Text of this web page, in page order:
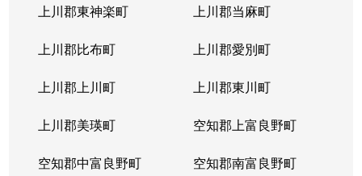
上川郡東神楽町 上川郡当麻町
上川郡比布町 上川郡愛別町
上川郡上川町 上川郡東川町
上川郡美瑛町 空知郡上富良野町
空知郡中富良野町 空知郡南富良野町